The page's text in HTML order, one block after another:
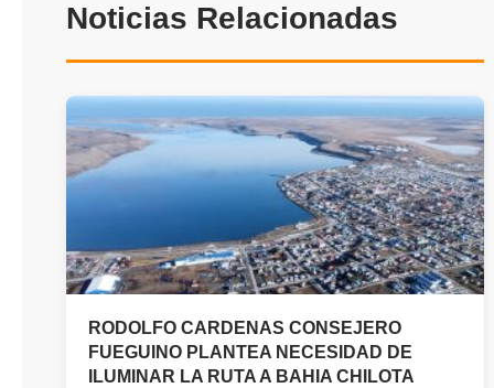
Noticias Relacionadas
RODOLFO CARDENAS CONSEJERO
FUEGUINO PLANTEA NECESIDAD DE
ILUMINAR LA RUTA A BAHIA CHILOTA